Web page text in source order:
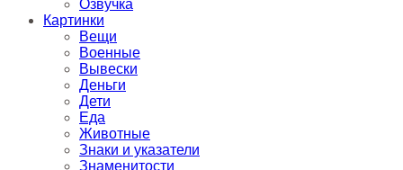
Озвучка
Картинки
Вещи
Военные
Вывески
Деньги
Дети
Еда
Животные
Знаки и указатели
Знаменитости